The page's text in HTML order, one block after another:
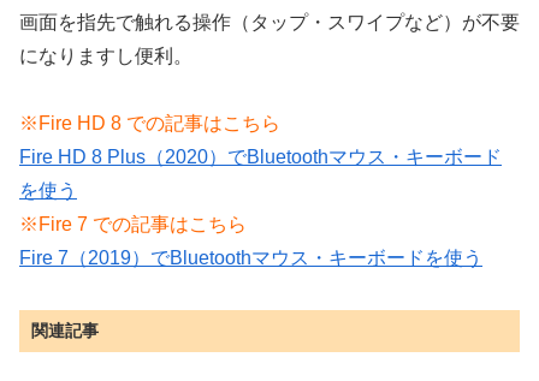
画面を指先で触れる操作（タップ・スワイプなど）が不要
になりますし便利。
※Fire HD 8 での記事はこちら
Fire HD 8 Plus（2020）でBluetoothマウス・キーボード
を使う
※Fire 7 での記事はこちら
Fire 7（2019）でBluetoothマウス・キーボードを使う
関連記事